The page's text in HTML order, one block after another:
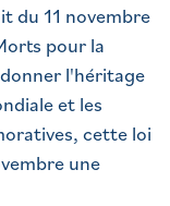
du 11 novembre
pour la
l'héritage
et les
cette loi
une